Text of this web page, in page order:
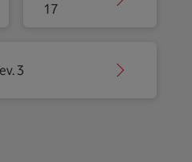
17
3